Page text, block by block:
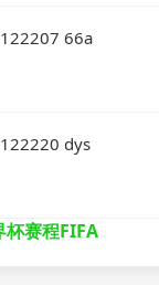
66a
dys
杯赛程FIFA